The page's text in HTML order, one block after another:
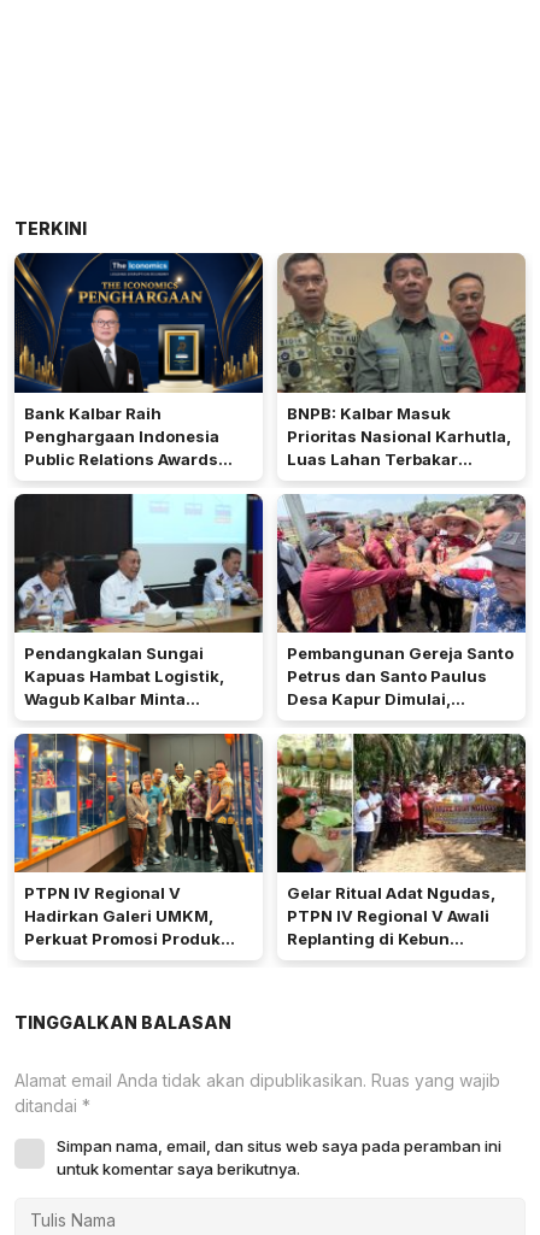
TERKINI
Bank Kalbar Raih
Penghargaan Indonesia
Public Relations Awards
2026
BNPB: Kalbar Masuk
Prioritas Nasional Karhutla,
Luas Lahan Terbakar
Peringkat Keempat
Pendangkalan Sungai
Kapuas Hambat Logistik,
Wagub Kalbar Minta
Pengerukan Diprioritaskan
Pembangunan Gereja Santo
Petrus dan Santo Paulus
Desa Kapur Dimulai,
Pemkab Kubu Raya Siapkan
Akses Jalan
PTPN IV Regional V
Hadirkan Galeri UMKM,
Perkuat Promosi Produk
Mitra Binaan Melalui Inovasi
Gelar Ritual Adat Ngudas,
PTPN IV Regional V Awali
Replanting di Kebun
Kembayan
TINGGALKAN BALASAN
Alamat email Anda tidak akan dipublikasikan. Ruas yang wajib
ditandai *
Simpan nama, email, dan situs web saya pada peramban ini
untuk komentar saya berikutnya.